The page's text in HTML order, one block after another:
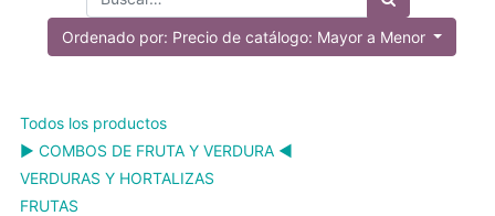
Ordenado por: Precio de catálogo: Mayor a Menor
Todos los productos
▶️ COMBOS DE FRUTA Y VERDURA ◀️
VERDURAS Y HORTALIZAS
FRUTAS